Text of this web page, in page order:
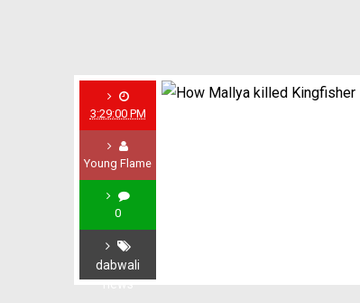
3:29:00 PM
Young Flame
0
dabwali
news